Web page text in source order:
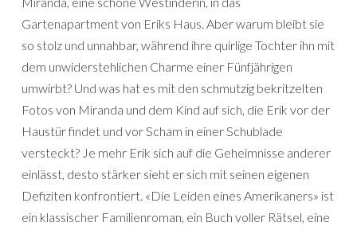
Gartenapartment von Eriks Haus. Aber warum bleibt sie
so stolz und unnahbar, während ihre quirlige Tochter ihn mit
dem unwiderstehlichen Charme einer Fünfjährigen
umwirbt? Und was hat es mit den schmutzig bekritzelten
Fotos von Miranda und dem Kind auf sich, die Erik vor der
Haustür findet und vor Scham in einer Schublade
versteckt? Je mehr Erik sich auf die Geheimnisse anderer
einlässt, desto stärker sieht er sich mit seinen eigenen
Defiziten konfrontiert. «Die Leiden eines Amerikaners» ist
ein klassischer Familienroman, ein Buch voller Rätsel, eine